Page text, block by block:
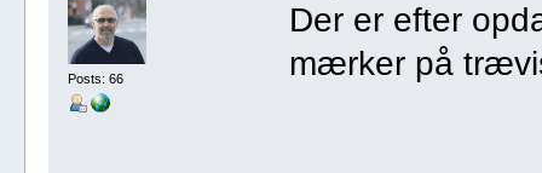
Posts: 66
Der er efter
mærker på